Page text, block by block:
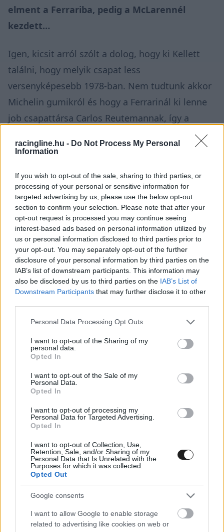
racingline.hu - Do Not Process My Personal
Information
If you wish to opt-out of the sale, sharing to third parties, or
processing of your personal or sensitive information for
targeted advertising by us, please use the below opt-out
section to confirm your selection. Please note that after your
opt-out request is processed you may continue seeing
interest-based ads based on personal information utilized by
us or personal information disclosed to third parties prior to
your opt-out. You may separately opt-out of the further
disclosure of your personal information by third parties on the
IAB’s list of downstream participants. This information may
also be disclosed by us to third parties on the IAB’s List of
Downstream Participants that may further disclose it to other
Please note that this website/app uses one or more Google
not limited to your visit or usage behaviour. You may click to
grant or deny consent to Google and its third-party tags to
use your data for below specified purposes in below Google
consent section.
Personal Data Processing Opt Outs
I want to opt-out of the Sharing of my
personal data.
Opted In
I want to opt-out of the Sale of my
Personal Data.
Opted In
I want to opt-out of processing my
Personal Data for Targeted Advertising.
Opted In
I want to opt-out of Collection, Use,
Retention, Sale, and/or Sharing of my
Personal Data that Is Unrelated with the
Purposes for which it was collected.
Opted Out
Google consents
I want to allow Google to enable storage
related to advertising like cookies on web or
elment a Ferrariba, pedig a McLarennél
kezdett…
Igen, kicsit arról szólt a dolog, hogy ki Kellett
találni, hogy melyik csapat less
versenyképesebb 1978-ban. Nem tudtunk akkor
Michelin gumikról és hogy a Ferrarinál ki lenne
job csapattársa Carlos Reutemannak, így a
McLaren biztonságosabb lépésnek tűnt nekem
akkor.
John Hogan azt mondta, hogy szerintük én
jobb párost alakítanék James Hunttal, így
elfogadtam a McLaren ajánlatát.
A találkozót követően elmentem Amerikába egy
CanAm versenyre, és elmondtam Gillesnek, hogy
jöjjön Európába versenyezni, és látogassa meg a
A McLarenes évek azonban igen vegyesek
voltak, ’78 még elment, de ’79-ben az autó
egyszerűen sehogysem működött…
Fotó: Jo Klausmann
Igen, ’78-ban jó volt a versenyautó, hiszen ’76-
formában volt. ’79 borzasztóan sikerült, az volt a